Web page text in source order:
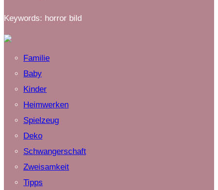
Keywords: horror bild
Familie
Baby
Kinder
Heimwerken
Spielzeug
Deko
Schwangerschaft
Zweisamkeit
Tipps